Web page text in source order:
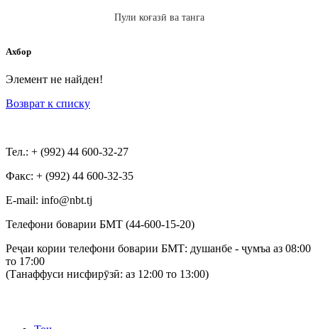
Пули коғазӣ ва танга
Ахбор
Элемент не найден!
Возврат к списку
Тел.: + (992) 44 600-32-27
Факс: + (992) 44 600-32-35
Е-mail: info@nbt.tj
Телефони боварии БМТ (44-600-15-20)
Реҷаи кории телефони боварии БМТ: душанбе - ҷумъа аз 08:00
то 17:00
(Танаффуси нисфирӯзӣ: аз 12:00 то 13:00)